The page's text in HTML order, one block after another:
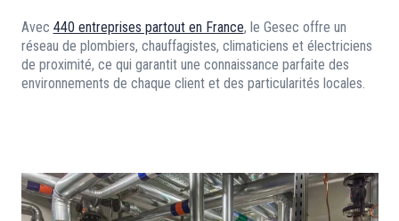
Avec 440 entreprises partout en France, le Gesec offre un
réseau de plombiers, chauffagistes, climaticiens et électriciens
de proximité, ce qui garantit une connaissance parfaite des
environnements de chaque client et des particularités locales.